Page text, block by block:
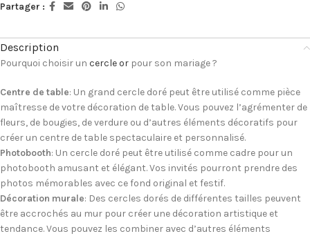
Partager :
Description
Pourquoi choisir un cercle or pour son mariage ?
Centre de table: Un grand cercle doré peut être utilisé comme pièce
maîtresse de votre décoration de table. Vous pouvez l’agrémenter de
fleurs, de bougies, de verdure ou d’autres éléments décoratifs pour
créer un centre de table spectaculaire et personnalisé.
Photobooth: Un cercle doré peut être utilisé comme cadre pour un
photobooth amusant et élégant. Vos invités pourront prendre des
photos mémorables avec ce fond original et festif.
Décoration murale: Des cercles dorés de différentes tailles peuvent
être accrochés au mur pour créer une décoration artistique et
tendance. Vous pouvez les combiner avec d’autres éléments